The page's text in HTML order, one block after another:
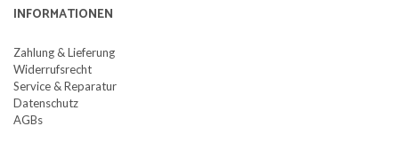
INFORMATIONEN
Zahlung & Lieferung
Widerrufsrecht
Service & Reparatur
Datenschutz
AGBs